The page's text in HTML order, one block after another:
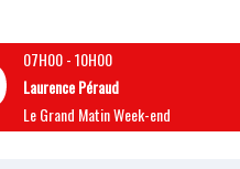
07H00-10H00
Laurence Péraud
Le Grand Matin Week-end